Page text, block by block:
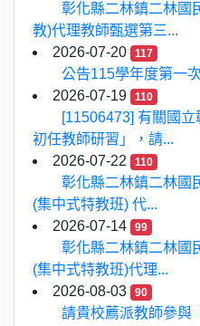
彰化縣二林鎮二林國
教)代理教師甄選第三...
2026-07-20
117
公告115學年度第一
2026-07-19
110
[11506473] 有關國
初任教師研習」，請...
2026-07-22
110
彰化縣二林鎮二林國
(集中式特教班) 代...
2026-07-14
99
彰化縣二林鎮二林國
(集中式特教班)代理...
2026-08-03
90
請貴校薦派教師參與